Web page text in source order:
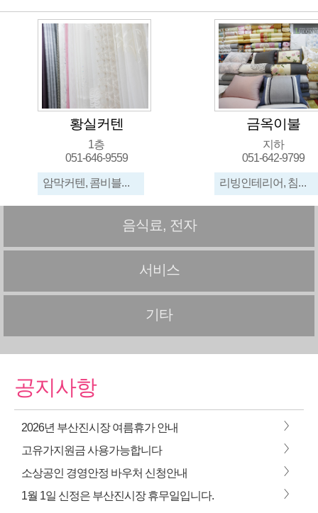
황실커텐
1층
051-646-9559
암막커텐, 콤비블라인드, 각종커텐, 트리플, 허나콤
금옥이불
지하
051-642-9799
리빙인테리어, 침구, 카페트, 출산용품, 유아이불, 중아용침구세트, 맞춤전문
음식료, 전자
서비스
기타
공지사항
2026년 부산진시장 여름휴가 안내 >
고유가지원금 사용가능합니다 >
소상공인 경영안정 바우처 신청안내 >
1월 1일 신정은 부산진시장 휴무일입니다. >